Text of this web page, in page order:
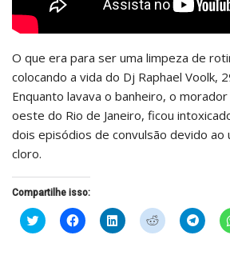
O que era para ser uma limpeza de
colocando a vida do Dj Raphael Voolk,
Enquanto lavava o banheiro, o
oeste do Rio de Janeiro, ficou
dois episódios de convulsão devido ao
cloro.
Compartilhe isso:
Clique
para
Clique
para
Clique
para
Clique
para
Clique
para